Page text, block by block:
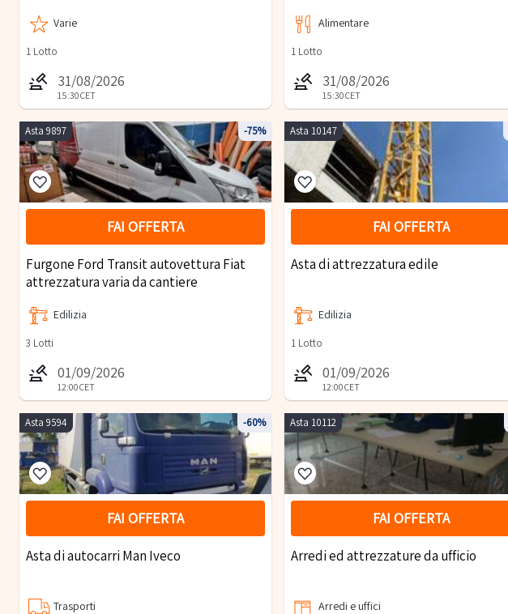
Varie
1 Lotto
31/08/2026
15:30CET
Alimentare
1 Lotto
31/08/2026
15:30CET
Asta 9897 -75%
FAI OFFERTA
Furgone Ford Transit autovettura Fiat
attrezzatura varia da cantiere
Edilizia
3 Lotti
01/09/2026
12:00CET
Asta 10147
FAI OFFERTA
Asta di attrezzatura edile
Edilizia
1 Lotto
01/09/2026
12:00CET
Asta 9594 -60%
FAI OFFERTA
Asta di autocarri Man Iveco
Trasporti
Asta 10112
FAI OFFERTA
Arredi ed attrezzature da ufficio
Arredi e uffici